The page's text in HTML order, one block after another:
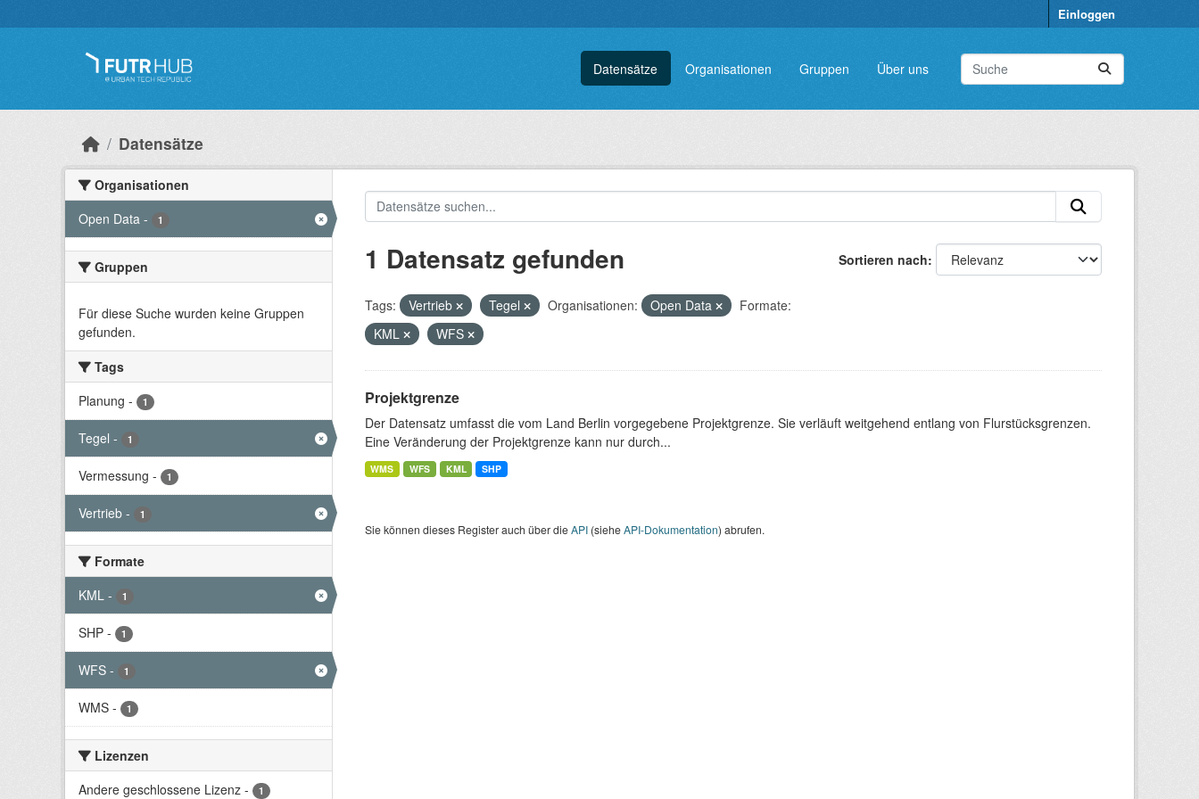
Einloggen
Datensätze Organisationen Gruppen Über uns
Datensätze
Organisationen
Open Data - 1
Gruppen
Für diese Suche wurden keine Gruppen
gefunden.
Tags
Planung - 1
Tegel - 1
Vermessung - 1
Vertrieb - 1
Formate
KML - 1
SHP - 1
WFS - 1
WMS - 1
Lizenzen
Andere geschlossene Lizenz - 1
Sortieren nach
1 Datensatz gefunden
Tags: Vertrieb Tegel Organisationen: Open Data
Formate:
KML
WFS
Projektgrenze
Der Datensatz umfasst die vom Land Berlin vorgegebene Projektgrenze. Sie verläuft weitgehend entlang von Flurstücksgrenzen.
Eine Veränderung der Projektgrenze kann nur durch...
WMS WFS KML SHP
Sie können dieses Register auch über dieAPI(sieheAPI-Dokumentation) abrufen.